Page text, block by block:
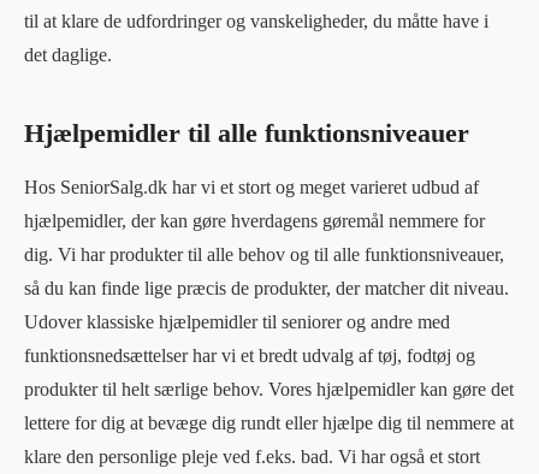
til at klare de udfordringer og vanskeligheder, du måtte have i
det daglige.
Hjælpemidler til alle funktionsniveauer
Hos SeniorSalg.dk har vi et stort og meget varieret udbud af
hjælpemidler, der kan gøre hverdagens gøremål nemmere for
dig. Vi har produkter til alle behov og til alle funktionsniveauer,
så du kan finde lige præcis de produkter, der matcher dit niveau.
Udover klassiske hjælpemidler til seniorer og andre med
funktionsnedsættelser har vi et bredt udvalg af tøj, fodtøj og
produkter til helt særlige behov. Vores hjælpemidler kan gøre det
lettere for dig at bevæge dig rundt eller hjælpe dig til nemmere at
klare den personlige pleje ved f.eks. bad. Vi har også et stort